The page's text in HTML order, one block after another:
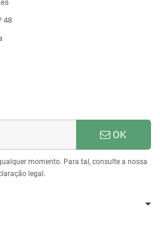
48
OK
momento. Para tal, consulte a nossa
legal.